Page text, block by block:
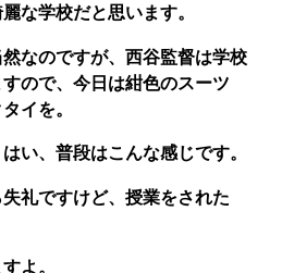
な学校だと思います。
然なのですが、西谷監督は学校
ので、今日は紺色のスーツ
イを。
い、普段はこんな感じです。
失礼ですけど、授業をされた
よ。